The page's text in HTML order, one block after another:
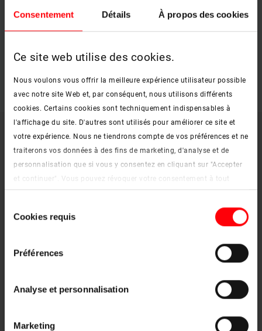
Consentement Détails À propos des cookies
Ce site web utilise des cookies.
Nous voulons vous offrir la meilleure expérience utilisateur possible
avec notre site Web et, par conséquent, nous utilisons différents
cookies. Certains cookies sont techniquement indispensables à
l'affichage du site. D'autres sont utilisés pour améliorer ce site et
votre expérience. Nous ne tiendrons compte de vos préférences et ne
traiterons vos données à des fins de marketing, d'analyse et de
personnalisation que si vous y consentez en cliquant sur "Accepter
et continuer". Vous pouvez révoquer votre consentement à tout
moment. Vous trouverez de plus amples informations sur les
cookies et les options de personnalisation sous le bouton "Afficher
les détails".
duCookies requis
Préférences
Analyse et personnalisation
Marketing
archive
zip, 143 Mo
Téléchargement Revit – Pack individuel
BIM
archive